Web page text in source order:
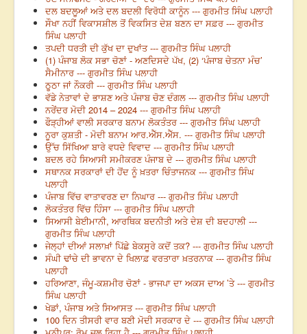
ਦਲ ਬਦਲੂਆਂ ਅਤੇ ਦਲ ਬਦਲੀ ਵਿਰੋਧੀ ਕਾਨੂੰਨ --- ਗੁਰਮੀਤ ਸਿੰਘ ਪਲਾਹੀ
ਸੌਖਾ ਨਹੀਂ ਵਿਕਾਸਸ਼ੀਲ ਤੋਂ ਵਿਕਸਿਤ ਦੇਸ਼ ਬਣਨ ਦਾ ਸਫ਼ਰ --- ਗੁਰਮੀਤ
ਸਿੰਘ ਪਲਾਹੀ
ਤਪਦੀ ਧਰਤੀ ਦੀ ਕੁੱਖ ਦਾ ਦੁਖਾਂਤ --- ਗੁਰਮੀਤ ਸਿੰਘ ਪਲਾਹੀ
(1) ਪੰਜਾਬ ਲੋਕ ਸਭਾ ਚੋਣਾਂ - ਅਣਦਿਸਦੇ ਪੱਖ, (2) ‘ਪੰਜਾਬ ਚੇਤਨਾ ਮੰਚ’
ਸੈਮੀਨਾਰ --- ਗੁਰਮੀਤ ਸਿੰਘ ਪਲਾਹੀ
ਠੂਠਾ ਜਾਂ ਨੌਕਰੀ --- ਗੁਰਮੀਤ ਸਿੰਘ ਪਲਾਹੀ
ਵੱਡੇ ਨੇਤਾਵਾਂ ਦੇ ਭਾਸ਼ਣ ਅਤੇ ਪੰਜਾਬ ਚੋਣ ਦੰਗਲ --- ਗੁਰਮੀਤ ਸਿੰਘ ਪਲਾਹੀ
ਨਰੇਂਦਰ ਮੋਦੀ 2014 – 2024 --- ਗੁਰਮੀਤ ਸਿੰਘ ਪਲਾਹੀ
ਫੌੜ੍ਹੀਆਂ ਵਾਲੀ ਸਰਕਾਰ ਬਨਾਮ ਲੋਕਤੰਤਰ --- ਗੁਰਮੀਤ ਸਿੰਘ ਪਲਾਹੀ
ਨੂਰਾ ਕੁਸ਼ਤੀ - ਮੋਦੀ ਬਨਾਮ ਆਰ.ਐੱਸ.ਐੱਸ. --- ਗੁਰਮੀਤ ਸਿੰਘ ਪਲਾਹੀ
ਉੱਚ ਸਿੱਖਿਆ ਬਾਰੇ ਵਧਦੇ ਵਿਵਾਦ --- ਗੁਰਮੀਤ ਸਿੰਘ ਪਲਾਹੀ
ਬਦਲ ਰਹੇ ਸਿਆਸੀ ਸਮੀਕਰਣ ਪੰਜਾਬ ਦੇ --- ਗੁਰਮੀਤ ਸਿੰਘ ਪਲਾਹੀ
ਸਥਾਨਕ ਸਰਕਾਰਾਂ ਦੀ ਹੋਂਦ ਨੂੰ ਖ਼ਤਰਾ ਚਿੰਤਾਜਨਕ --- ਗੁਰਮੀਤ ਸਿੰਘ
ਪਲਾਹੀ
ਪੰਜਾਬ ਵਿੱਚ ਵਾਤਾਵਰਣ ਦਾ ਨਿਘਾਰ --- ਗੁਰਮੀਤ ਸਿੰਘ ਪਲਾਹੀ
ਲੋਕਤੰਤਰ ਵਿੱਚ ਹਿੰਸਾ --- ਗੁਰਮੀਤ ਸਿੰਘ ਪਲਾਹੀ
ਸਿਆਸੀ ਬੇਈਮਾਨੀ, ਆਰਥਿਕ ਬਦਨੀਤੀ ਅਤੇ ਦੇਸ਼ ਦੀ ਬਦਹਾਲੀ ---
ਗੁਰਮੀਤ ਸਿੰਘ ਪਲਾਹੀ
ਜੇਲ੍ਹਾਂ ਦੀਆਂ ਸਲਾਖ਼ਾਂ ਪਿੱਛੇ ਬੇਕਸੂਰੇ ਕਦੋਂ ਤਕ? --- ਗੁਰਮੀਤ ਸਿੰਘ ਪਲਾਹੀ
ਸੰਘੀ ਢਾਂਚੇ ਦੀ ਭਾਵਨਾ ਦੇ ਖਿਲਾਫ਼ ਵਰਤਾਰਾ ਖ਼ਤਰਨਾਕ --- ਗੁਰਮੀਤ ਸਿੰਘ
ਪਲਾਹੀ
ਹਰਿਆਣਾ, ਜੰਮੂ-ਕਸ਼ਮੀਰ ਚੋਣਾਂ - ਭਾਜਪਾ ਦਾ ਅਕਸ ਦਾਅ ’ਤੇ --- ਗੁਰਮੀਤ
ਸਿੰਘ ਪਲਾਹੀ
ਖੇਡਾਂ, ਪੰਜਾਬ ਅਤੇ ਸਿਆਸਤ --- ਗੁਰਮੀਤ ਸਿੰਘ ਪਲਾਹੀ
100 ਦਿਨ ਤੀਸਰੀ ਵਾਰ ਬਣੀ ਮੋਦੀ ਸਰਕਾਰ ਦੇ --- ਗੁਰਮੀਤ ਸਿੰਘ ਪਲਾਹੀ